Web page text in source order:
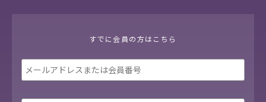
すでに会員の方はこちら